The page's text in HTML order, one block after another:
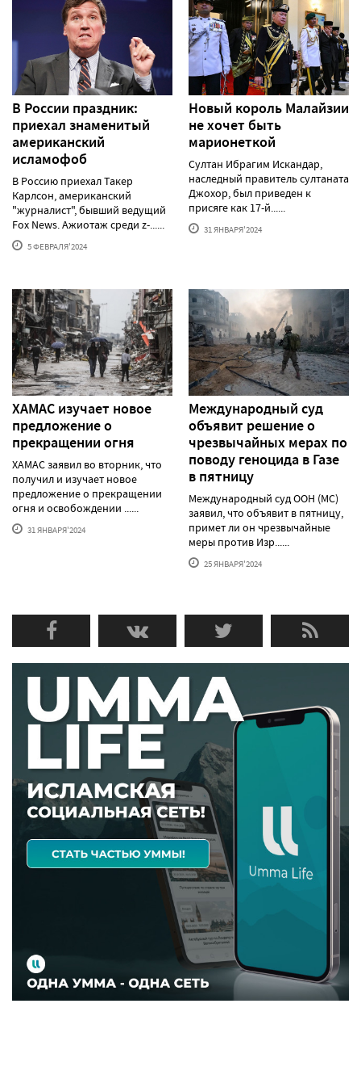
В России праздник:
приехал знаменитый
американский
исламофоб
В Россию приехал Такер
Карлсон, американский
"журналист", бывший ведущий
Fox News. Ажиотаж среди z-......
5 ФЕВРАЛЯ'2024
Новый король Малайзии
не хочет быть
марионеткой
Султан Ибрагим Искандар,
наследный правитель султаната
Джохор, был приведен к
присяге как 17-й......
31 ЯНВАРЯ'2024
ХАМАС изучает новое
предложение о
прекращении огня
ХАМАС заявил во вторник, что
получил и изучает новое
предложение о прекращении
огня и освобождении ......
31 ЯНВАРЯ'2024
Международный суд
объявит решение о
чрезвычайных мерах по
поводу геноцида в Газе
в пятницу
Международный суд ООН (МС)
заявил, что объявит в пятницу,
примет ли он чрезвычайные
меры против Изр......
25 ЯНВАРЯ'2024